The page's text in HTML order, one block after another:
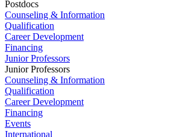
Postdocs
Counseling & Information
Qualification
Career Development
Financing
Junior Professors
Junior Professors
Counseling & Information
Qualification
Career Development
Financing
Events
International